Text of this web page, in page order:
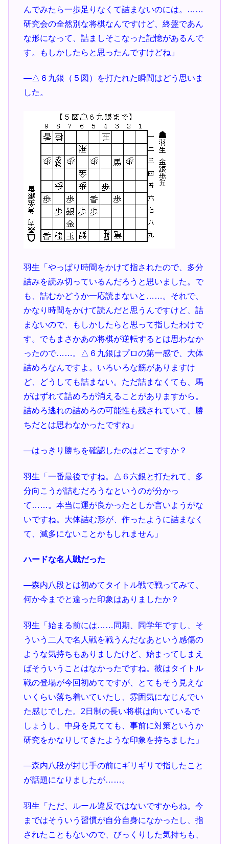
んでみたら一歩足りなくて詰まないのには。……
研究会の全然別な将棋なんですけど、終盤であん
な形になって、詰ましそこなった記憶があるんで
す。もしかしたらと思ったんですけどね」
―△６九銀（５図）を打たれた瞬間はどう思いま
した。
羽生「やっぱり時間をかけて指されたので、多分
詰みを読み切っているんだろうと思いました。で
も、詰むかどうか一応読まないと……。それで、
かなり時間をかけて読んだと思うんですけど、詰
まないので、もしかしたらと思って指したわけで
す。でもまさかあの将棋が逆転するとは思わなか
ったので……。△６九銀はプロの第一感で、大体
詰めろなんですよ。いろいろな筋がありますけ
ど、どうしても詰まない。ただ詰まなくても、馬
がはずれて詰めろが消えることがありますから。
詰めろ逃れの詰めろの可能性も残されていて、勝
ちだとは思わなかったですね」
―はっきり勝ちを確認したのはどこですか？
羽生「一番最後ですね。△６六銀と打たれて、多
分向こうが詰むだろうなというのが分かっ
て……。本当に運が良かったとしか言いようがな
いですね。大体詰む形が、作ったように詰まなく
て、滅多にないことかもしれません」
ハードな名人戦だった
―森内八段とは初めてタイトル戦で戦ってみて、
何か今までと違った印象はありましたか？
羽生「始まる前には……同期、同学年ですし、そ
ういう二人で名人戦を戦うんだなあという感傷の
ような気持ちもありましたけど、始まってしまえ
ばそういうことはなかったですね。彼はタイトル
戦の登場が今回初めてですが、とてもそう見えな
いくらい落ち着いていたし、雰囲気になじんでい
た感じでした。2日制の長い将棋は向いているで
しょうし、中身を見てても、事前に対策というか
研究をかなりしてきたような印象を持ちました」
―森内八段が封じ手の前にギリギリで指したこと
が話題になりましたが……。
羽生「ただ、ルール違反ではないですからね。今
まではそういう習慣が自分自身になかったし、指
されたこともないので、びっくりした気持ちも、